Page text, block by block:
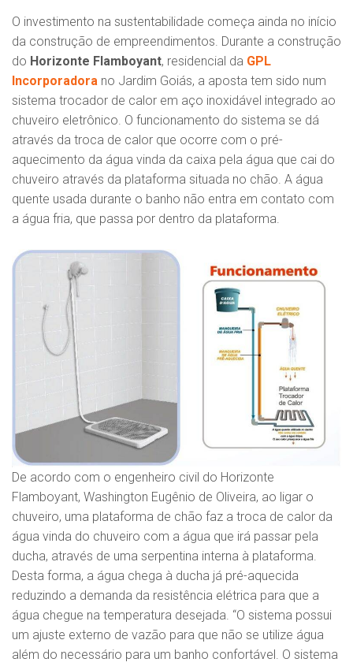
O investimento na sustentabilidade começa ainda no início
da construção de empreendimentos. Durante a construção
do Horizonte Flamboyant, residencial da GPL
Incorporadora no Jardim Goiás, a aposta tem sido num
sistema trocador de calor em aço inoxidável integrado ao
chuveiro eletrônico. O funcionamento do sistema se dá
através da troca de calor que ocorre com o pré-
aquecimento da água vinda da caixa pela água que cai do
chuveiro através da plataforma situada no chão. A água
quente usada durante o banho não entra em contato com
a água fria, que passa por dentro da plataforma.
De acordo com o engenheiro civil do Horizonte
Flamboyant, Washington Eugênio de Oliveira, ao ligar o
chuveiro, uma plataforma de chão faz a troca de calor da
água vinda do chuveiro com a água que irá passar pela
ducha, através de uma serpentina interna à plataforma.
Desta forma, a água chega à ducha já pré-aquecida
reduzindo a demanda da resistência elétrica para que a
água chegue na temperatura desejada. “O sistema possui
um ajuste externo de vazão para que não se utilize água
além do necessário para um banho confortável. O sistema